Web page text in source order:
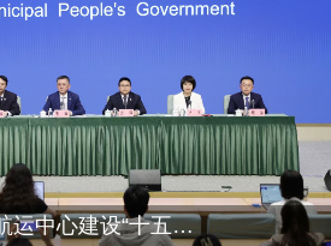
《上海市推进乡村全面振兴“十五五”规划》有关情况